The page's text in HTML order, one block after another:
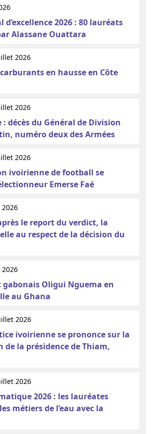
2026 : 80 lauréats
Alassane Ouattara
2026
en hausse en Côte
2026
: décès du Général de Division
numéro deux des Armées
2026
ivoirienne de football se
Emerse Faé
le report du verdict, la
au respect de la décision du
gabonais Oligui Nguema en
au Ghana
2026
ivoirienne se prononce sur la
la présidence de Thiam,
2026
2026 : les lauréates
métiers de l’eau avec la